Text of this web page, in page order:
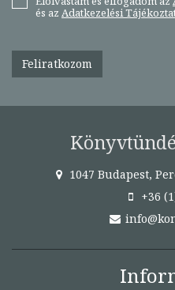
és az Adatkezelési
Feliratkozom
1047 Budapest,
+36